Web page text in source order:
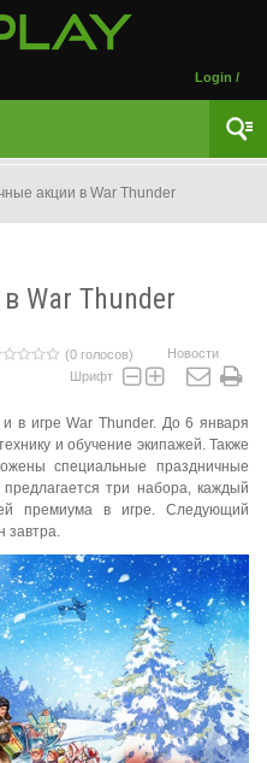
Login /
акции в War Thunder
War Thunder
(0 голосов)
Новости
Шрифт
в игре War Thunder. До 6 января
и обучение экипажей. Также
специальные праздничные
три набора, каждый
премиума в игре. Следующий
завтра.